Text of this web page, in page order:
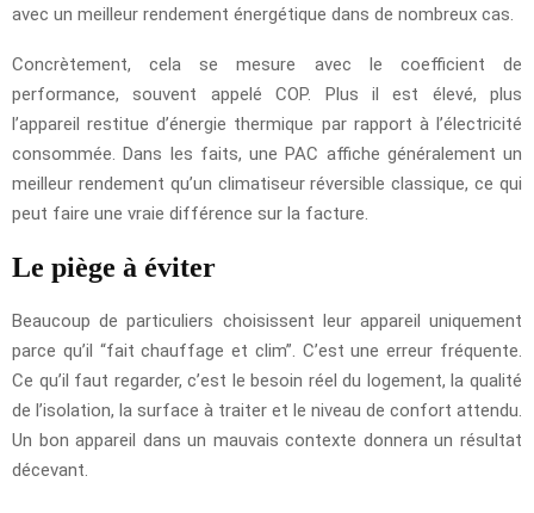
avec un meilleur rendement énergétique dans de nombreux cas.
Concrètement, cela se mesure avec le coefficient de
performance, souvent appelé COP. Plus il est élevé, plus
l’appareil restitue d’énergie thermique par rapport à l’électricité
consommée. Dans les faits, une PAC affiche généralement un
meilleur rendement qu’un climatiseur réversible classique, ce qui
peut faire une vraie différence sur la facture.
Le piège à éviter
Beaucoup de particuliers choisissent leur appareil uniquement
parce qu’il “fait chauffage et clim”. C’est une erreur fréquente.
Ce qu’il faut regarder, c’est le besoin réel du logement, la qualité
de l’isolation, la surface à traiter et le niveau de confort attendu.
Un bon appareil dans un mauvais contexte donnera un résultat
décevant.